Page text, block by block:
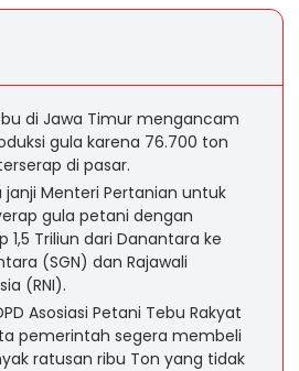
di Jawa Timur mengancam
gula karena 76.700 ton
di pasar.
Menteri Pertanian untuk
gula petani dengan
1,5 Triliun dari Danantara ke
(SGN) dan Rajawali
(RNI).
Asosiasi Petani Tebu Rakyat
pemerintah segera membeli
ratusan ribu Ton yang tidak